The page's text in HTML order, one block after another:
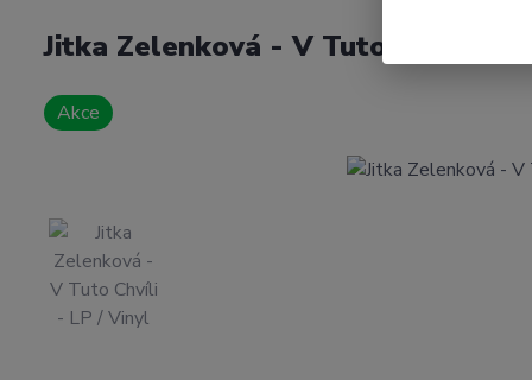
Jitka Zelenková - V Tuto Chvíli -
Akce